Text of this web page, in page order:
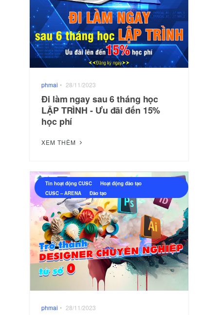
phmai • 28/11/2023
Đi làm ngay sau 6 tháng học
LẬP TRÌNH - Ưu đãi đến 15%
học phí
XEM THÊM
Tin hoạt động CUSC
Hoạt động đào tạo
CUSC – ARENA
Đào tạo
phmai • 28/11/2023